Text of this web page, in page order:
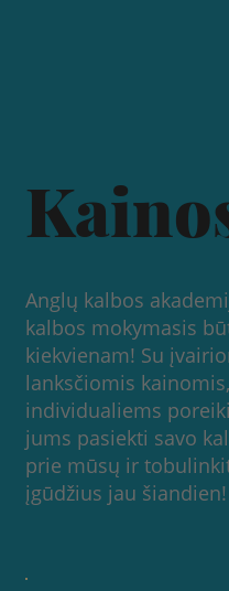
Anglų kalbos
kalbos mokymasis
kiekvienam! Su
lanksčiomis
individualiems
jums pasiekti savo
prie mūsų ir
įgūdžius jau šiandien!